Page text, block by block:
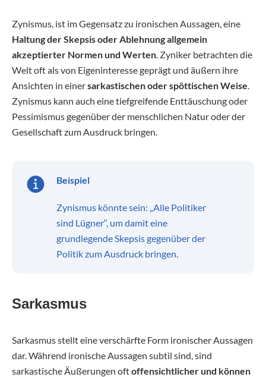
Zynismus, ist im Gegensatz zu ironischen Aussagen, eine
Haltung der Skepsis oder Ablehnung allgemein
akzeptierter Normen und Werten . Zyniker betrachten die
Welt oft als von Eigeninteresse geprägt und äußern ihre
Ansichten in einersarkastischen oder spöttischen Weise
Zynismus kann auch eine tiefgreifende Enttäuschung oder
Pessimismus gegenüber der menschlichen Natur oder der
Gesellschaft zum Ausdruck bringen.
Beispiel
Zynismus könnte sein: „Alle Politiker
sind Lügner“, um damit eine
grundlegende Skepsis gegenüber der
Politik zum Ausdruck bringen.
Sarkasmus
Sarkasmus stellt eine verschärfte Form ironischer Aussagen
dar. Während ironische Aussagen subtil sind, sind
sarkastische Äußerungen oftoffensichtlicher und können